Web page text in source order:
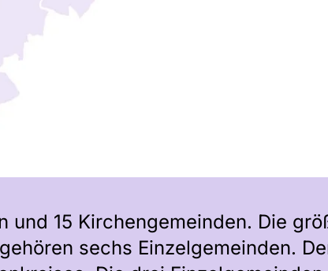
und 15 Kirchengemeinden. Die
sechs Einzelgemeinden.